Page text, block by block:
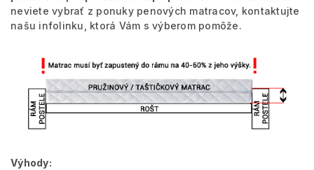
neviete vybrať z ponuky penových matracov, kontaktujte
našu infolinku, ktorá Vám s výberom pomôže.
Výhody: